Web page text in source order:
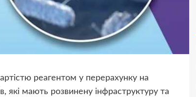
реагентом у перерахунку на
мають розвинену інфраструктуру та